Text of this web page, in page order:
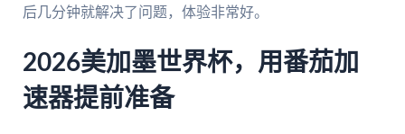
后几分钟就解决了问题，体验非常好。
2026美加墨世界杯，用番茄加
速器提前准备